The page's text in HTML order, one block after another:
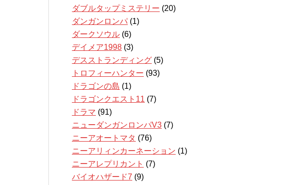
ダブルタップミステリー (20)
ダンガンロンパ (1)
ダークソウル (6)
デイメア1998 (3)
デスストランディング (5)
トロフィーハンター (93)
ドラゴンの島 (1)
ドラゴンクエスト11 (7)
ドラマ (91)
ニューダンガンロンパV3 (7)
ニーアオートマタ (76)
ニーアリィンカーネーション (1)
ニーアレプリカント (7)
バイオハザード7 (9)